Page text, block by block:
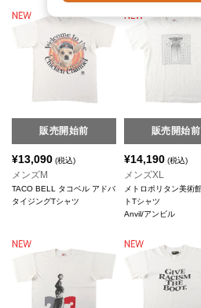
販売開始前
¥13,090 (税込)
メンズM
TACO BELL タコベル アドバ
タイジングTシャツ
販売開始前
¥14,190(税込)
メンズXL
メトロポリタン美術
トTシャツ
Anvil/アンビル